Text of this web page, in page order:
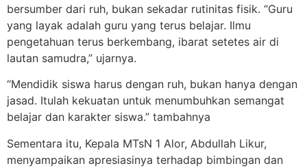
bersumber dari ruh, bukan sekadar rutinitas fisik. “Guru
yang layak adalah guru yang terus belajar. Ilmu
pengetahuan terus berkembang, ibarat setetes air di
lautan samudra,” ujarnya.
“Mendidik siswa harus dengan ruh, bukan hanya dengan
jasad. Itulah kekuatan untuk menumbuhkan semangat
belajar dan karakter siswa.” tambahnya
Sementara itu, Kepala MTsN 1 Alor, Abdullah Likur,
menyampaikan apresiasinya terhadap bimbingan dan